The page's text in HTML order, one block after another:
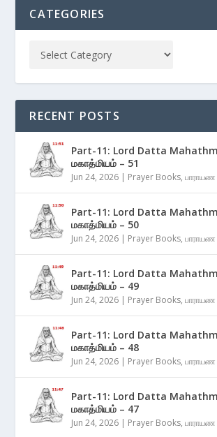
CATEGORIES
RECENT POSTS
Part-11: Lord Datta
மகாத்மியம் – 51
Jun 24, 2026 | Prayer Books,
Part-11: Lord Datta
மகாத்மியம் – 50
Jun 24, 2026 | Prayer Books,
Part-11: Lord Datta
மகாத்மியம் – 49
Jun 24, 2026 | Prayer Books,
Part-11: Lord Datta
மகாத்மியம் – 48
Jun 24, 2026 | Prayer Books,
Part-11: Lord Datta
மகாத்மியம் – 47
Jun 24, 2026 | Prayer Books,